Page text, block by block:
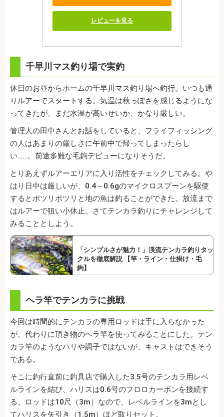
レビューを見る
千早川マス釣り場で実釣
休日のお昼からホームの千早川マス釣り場へ釣行。いつも通
りルアーでスタートする。気温は秋っぽさを感じるようにな
ってきたが、まだ水温が高いせいか、かなり厳しい。
管理人の田中さんとお話をしていると、フライフィッシング
の人はあまりの厳しさに午前中で帰ってしまったらし
い……。前途多難な毛鉤デビューになりそうだ。
とりあえずルアーエリアに入り活性をチェックしてみる。や
はり日中は厳しいが、0.4～0.6gのマイクロスプーンを駆使
するとポツリポツリと地の魚は釣ることができた。放流まで
はルアーで狙い小休止。さてテンカラ釣りにチャレンジして
みることとしよう。
「シンプルさが魅力！」渓流テンカラ釣りタッ
クルを徹底解説 【竿・ライン・仕掛け・毛
鉤】
ヘラ竿でテンカラに挑戦
今回は時間的にテンカラの専用ロッドは手に入らなかった
が、代わりに頂き物のヘラ竿を使ってみることにした。テン
カラ竿のようなハリや調子ではないが、キャストはできそう
である。
そこに釣行直前に釣具店で購入した3.5号のテンカラ用レベ
ルラインを結び、ハリスは0.6号のフロロカーボンを接続す
る。ロッドは10尺（3m）なので、レベルラインを3mとし
てハリスを矢引き（1.5m）ほど取りセット。